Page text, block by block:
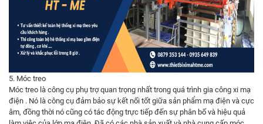
5. Móc treo
Móc treo là công cụ phụ trợ quan trọng nhất trong quá trình gia công xi mạ
điện . Nó là công cụ đảm bảo sự kết nối tốt giữa sản phẩm mạ điện và cực
âm, đồng thời nó cũng có tác động trực tiếp đến sự phân bố và hiệu quả